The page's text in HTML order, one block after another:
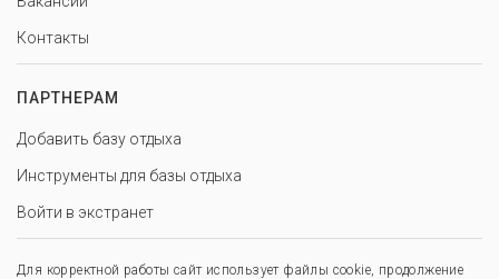
Контакты
ПАРТНЕРАМ
Добавить базу отдыха
Инструменты для базы отдыха
Войти в экстранет
Для корректной работы сайт использует файлы cookie, продолжение